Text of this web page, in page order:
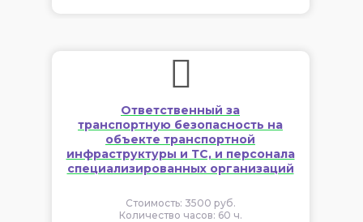
Ответственный за
транспортную безопасность на
объекте транспортной
инфраструктуры и ТС, и персонала
специализированных организаций
Стоимость: 3500 руб.
Количество часов: 60 ч.